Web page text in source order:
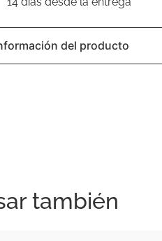
del producto
también